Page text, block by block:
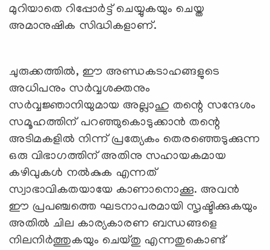
മുറിയാതെ റിപ്പോർട്ട് ചെയ്യുകയും ചെയ്ത
അമാനുഷിക സിദ്ധികളാണ്.
ചുരുക്കത്തിൽ, ഈ അണ്ഡകടാഹങ്ങളുടെ
അധിപനും സർവ്വശക്തനും
സർവ്വജ്ഞാനിയുമായ അല്ലാഹു തന്റെ സന്ദേശം
സമൂഹത്തിന് പറഞ്ഞുകൊടുക്കാൻ തന്റെ
അടിമകളിൽ നിന്ന് പ്രത്യേകം തെരഞ്ഞെടുക്കുന്ന
ഒരു വിഭാഗത്തിന് അതിനു സഹായകമായ
കഴിവുകൾ നൽകുക എന്നത്
സ്വാഭാവികതയായേ കാണാനൊക്കൂ. അവന്‍
ഈ പ്രപഞ്ചത്തെ ഘടനാപരമായി സൃഷ്ടിക്കുകയും
അതിൽ ചില കാര്യകാരണ ബന്ധങ്ങളെ
നിലനിർത്തുകയും ചെയ്തു എന്നതുകൊണ്ട്